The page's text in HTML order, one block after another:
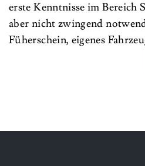
erste Kenntnisse im Bereich
aber nicht zwingend
Füherschein, eigenes